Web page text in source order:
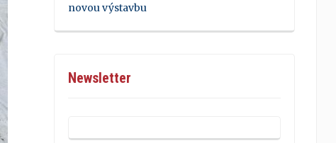
novou výstavbu
Newsletter